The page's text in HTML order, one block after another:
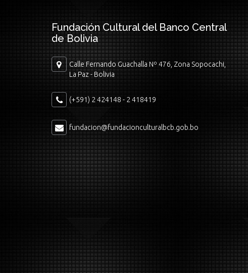
Fundación Cultural del Banco Central
de Bolivia
Calle Fernando Guachalla Nº 476, Zona Sopocachi,
La Paz - Bolivia
(+591) 2 424148 - 2 418419
fundacion@fundacionculturalbcb.gob.bo